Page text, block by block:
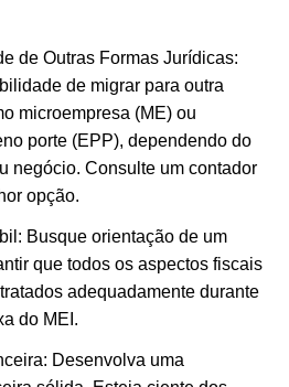
de Outras Formas Jurídicas:
de migrar para outra
microempresa (ME) ou
porte (EPP), dependendo do
negócio. Consulte um contador
opção.
Busque orientação de um
que todos os aspectos fiscais
adequadamente durante
do MEI.
Desenvolva uma